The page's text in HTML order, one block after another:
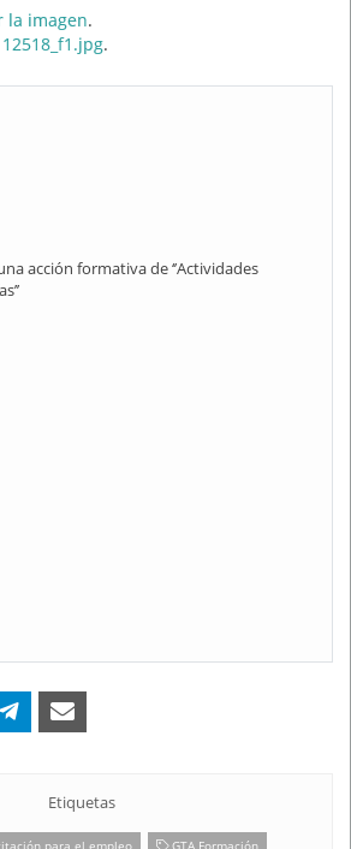
la imagen.
.
Etiquetas
para el empleo
GTA Formación